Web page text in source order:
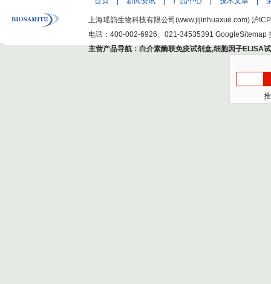
上海瑶韵生物科技有限公司(www.jijinhuaxue.com) 沪
电话：400-002-6926、021-34535391 GoogleSitemap
主营产品导航： 白介素酶联免疫试剂盒,细胞因子ELISA